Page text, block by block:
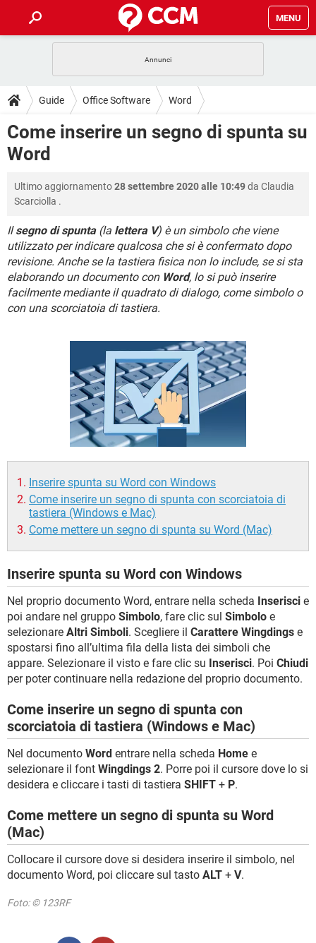
MENU
INTRATTENIMENTO ANDROID
iOS WINDOWS 10
INSTAGRAM
HARDWARE
GUIDE
COVID-19 GAMING
INTRATTENIMENTO ANDROID
INSTAGRAM WHATSAPP
HARDWARE
DOWNLOAD
COVID-19
iOS
INSTAGRAM WHATSAPP
TIKTOK FACEBOOK
HARDWARE
FORUM
COVID-19 GAMING
iOS WINDOWS 10
INSTAGRAM WHATSAPP
TIKTOK FACEBOOK
HARDWARE
GLOSSARIO
GAMING
INTRATTENIMENTO ANDROID
iOS WINDOWS 10
INSTAGRAM WHATSAPP
Guide Office Software Word
Come inserire un segno di spunta su
Word
Ultimo aggiornamento28 settembre 2020 alle 10:49da Claudia
Scarciolla .
Ilsegno di spunta(la lettera V) è un simbolo che viene
utilizzato per indicare qualcosa che si è confermato dopo
revisione. Anche se la tastiera fisica non lo include, se si sta
elaborando un documento con Word, lo si può inserire
facilmente mediante il quadrato di dialogo, come simbolo o
con una scorciatoia di tastiera.
Inserire spunta su Word con Windows
Come inserire un segno di spunta con scorciatoia di
tastiera (Windows e Mac)
Come mettere un segno di spunta su Word (Mac)
Inserire spunta su Word con Windows
Nel proprio documento Word, entrare nella scheda Inserisci e
poi andare nel gruppo Simbolo, fare clic sul Simbolo e
selezionare Altri Simboli. Scegliere il Carattere Wingdings e
spostarsi fino all’ultima fila della lista dei simboli che
appare. Selezionare il visto e fare clic su Inserisci. Poi Chiudi
per poter continuare nella redazione del proprio documento.
Come inserire un segno di spunta con
scorciatoia di tastiera (Windows e Mac)
Nel documento Word entrare nella scheda Home e
selezionare il font Wingdings 2. Porre poi il cursore dove lo si
desidera e cliccare i tasti di tastiera SHIFT + P.
Come mettere un segno di spunta su Word
(Mac)
Collocare il cursore dove si desidera inserire il simbolo, nel
documento Word, poi cliccare sul tasto ALT + V.
Foto: © 123RF